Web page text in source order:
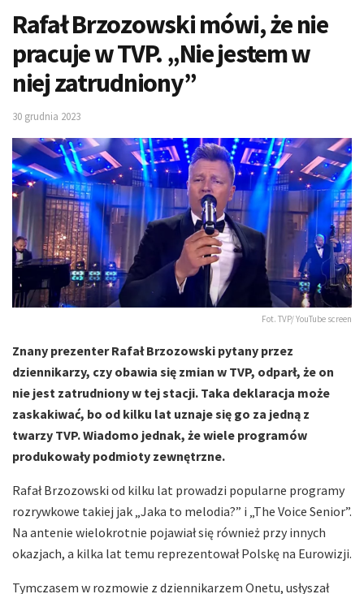
Rafał Brzozowski mówi, że nie
pracuje w TVP. „Nie jestem w
niej zatrudniony”
30 grudnia 2023
Fot. TVP/ YouTube screen
Znany prezenter Rafał Brzozowski pytany przez
dziennikarzy, czy obawia się zmian w TVP, odparł, że on
nie jest zatrudniony w tej stacji. Taka deklaracja może
zaskakiwać, bo od kilku lat uznaje się go za jedną z
twarzy TVP. Wiadomo jednak, że wiele programów
produkowały podmioty zewnętrzne.
Rafał Brzozowski od kilku lat prowadzi popularne programy
rozrywkowe takiej jak „Jaka to melodia?” i „The Voice Senior”.
Na antenie wielokrotnie pojawiał się również przy innych
okazjach, a kilka lat temu reprezentował Polskę na Eurowizji.
Tymczasem w rozmowie z dziennikarzem Onetu, usłyszał